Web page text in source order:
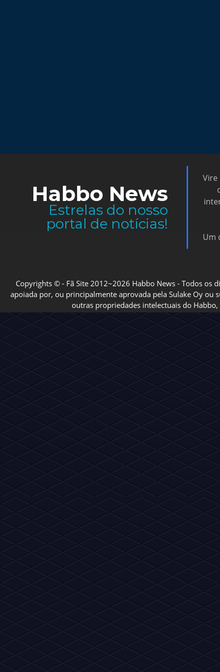
Habbo News
Estrelas do nosso
portal de notícias!
Vire
Um
Copyrights © - Fã Site 2012~2026 Habbo News - Todos os
apoiada por, ou principalmente aprovada pela Sulake Oy ou
outras propriedades intelectuais do